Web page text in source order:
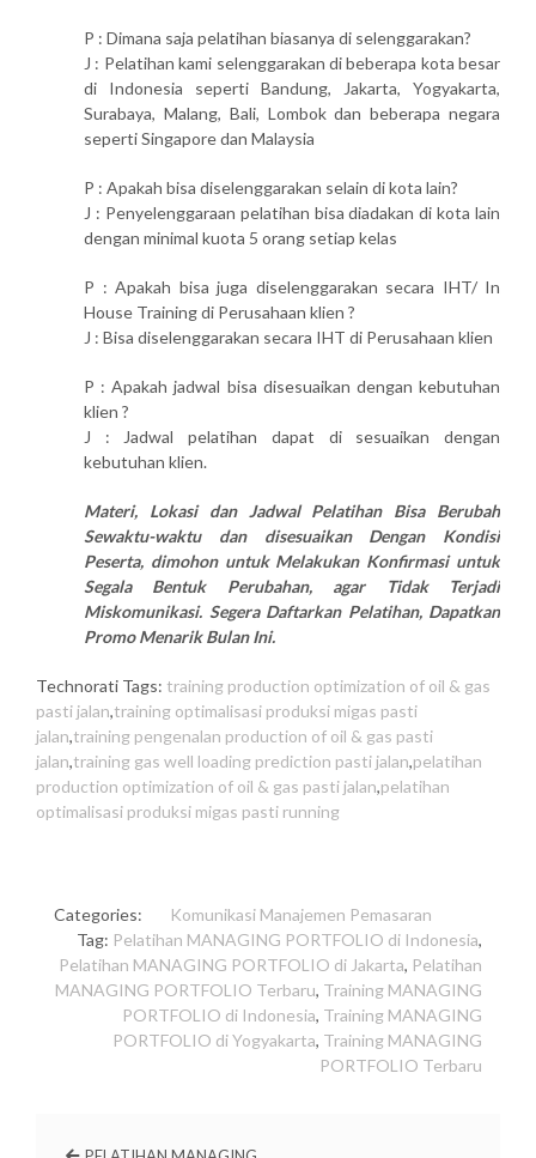
P : Dimana saja pelatihan biasanya di selenggarakan?
J : Pelatihan kami selenggarakan di beberapa kota besar
di Indonesia seperti Bandung, Jakarta, Yogyakarta,
Surabaya, Malang, Bali, Lombok dan beberapa negara
seperti Singapore dan Malaysia
P : Apakah bisa diselenggarakan selain di kota lain?
J : Penyelenggaraan pelatihan bisa diadakan di kota lain
dengan minimal kuota 5 orang setiap kelas
P : Apakah bisa juga diselenggarakan secara IHT/ In
House Training di Perusahaan klien ?
J : Bisa diselenggarakan secara IHT di Perusahaan klien
P : Apakah jadwal bisa disesuaikan dengan kebutuhan
klien ?
J : Jadwal pelatihan dapat di sesuaikan dengan
kebutuhan klien.
Materi, Lokasi dan Jadwal Pelatihan Bisa Berubah
Sewaktu-waktu dan disesuaikan Dengan Kondisi
Peserta, dimohon untuk Melakukan Konfirmasi untuk
Segala Bentuk Perubahan, agar Tidak Terjadi
Miskomunikasi. Segera Daftarkan Pelatihan, Dapatkan
Promo Menarik Bulan Ini.
Technorati Tags: training production optimization of oil & gas
pasti jalan,training optimalisasi produksi migas pasti
jalan,training pengenalan production of oil & gas pasti
jalan,training gas well loading prediction pasti jalan,pelatihan
production optimization of oil & gas pasti jalan,pelatihan
optimalisasi produksi migas pasti running
Categories: Komunikasi Manajemen Pemasaran
Tag: Pelatihan MANAGING PORTFOLIO di Indonesia,
Pelatihan MANAGING PORTFOLIO di Jakarta, Pelatihan
MANAGING PORTFOLIO Terbaru, Training MANAGING
PORTFOLIO di Indonesia, Training MANAGING
PORTFOLIO di Yogyakarta, Training MANAGING
PORTFOLIO Terbaru